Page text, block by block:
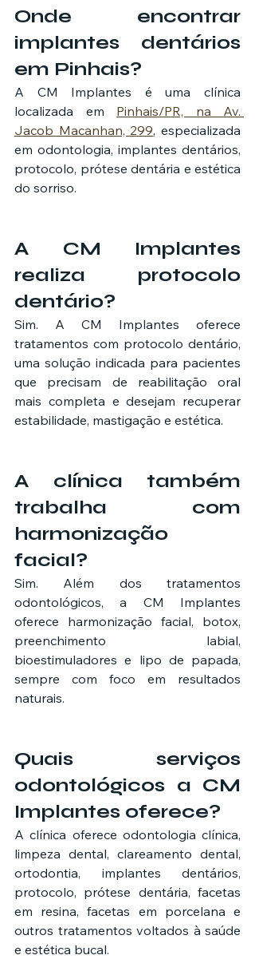
Onde encontrar
implantes dentários
em Pinhais?
A CM Implantes é uma clínica
localizada em Pinhais/PR, na Av.
Jacob Macanhan, 299, especializada
em odontologia, implantes dentários,
protocolo, prótese dentária e estética
do sorriso.
A CM Implantes
realiza protocolo
dentário?
Sim. A CM Implantes oferece
tratamentos com protocolo dentário,
uma solução indicada para pacientes
que precisam de reabilitação oral
mais completa e desejam recuperar
estabilidade, mastigação e estética.
A clínica também
trabalha com
harmonização
facial?
Sim. Além dos tratamentos
odontológicos, a CM Implantes
oferece harmonização facial, botox,
preenchimento labial,
bioestimuladores e lipo de papada,
sempre com foco em resultados
naturais.
Quais serviços
odontológicos a CM
Implantes oferece?
A clínica oferece odontologia clínica,
limpeza dental, clareamento dental,
ortodontia, implantes dentários,
protocolo, prótese dentária, facetas
em resina, facetas em porcelana e
outros tratamentos voltados à saúde
e estética bucal.